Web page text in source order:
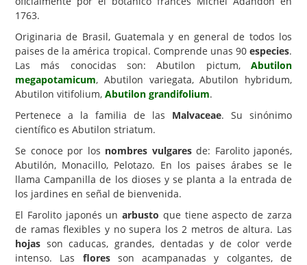
Fotos
Flores y Plantas
Árboles y Palmeras
Arbustos y Trepadoras
1763.
Originaria de Brasil, Guatemala y en general de todos los
paises de la américa tropical. Comprende unas 90 especies.
Las más conocidas son: Abutilon pictum, Abutilon
megapotamicum, Abutilon variegata, Abutilon hybridum,
Abutilon vitifolium, Abutilon grandifolium.
Pertenece a la familia de las Malvaceae. Su sinónimo
científico es Abutilon striatum.
Se conoce por los nombres vulgaresde: Farolito japonés,
Abutilón, Monacillo, Pelotazo. En los paises árabes se le
llama Campanilla de los dioses y se planta a la entrada de
los jardines en señal de bienvenida.
El Farolito japonés unarbusto que tiene aspecto de zarza
de ramas flexibles y no supera los 2 metros de altura. Las
hojas son caducas, grandes, dentadas y de color verde
intenso. Las floresson acampanadas y colgantes, de